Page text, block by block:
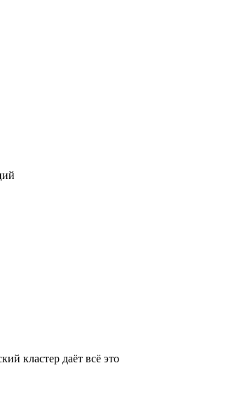
кластер даёт всё это